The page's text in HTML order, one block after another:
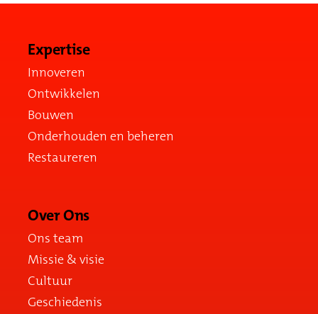
Expertise
Innoveren
Ontwikkelen
Bouwen
Onderhouden en beheren
Restaureren
Over Ons
Ons team
Missie & visie
Cultuur
Geschiedenis